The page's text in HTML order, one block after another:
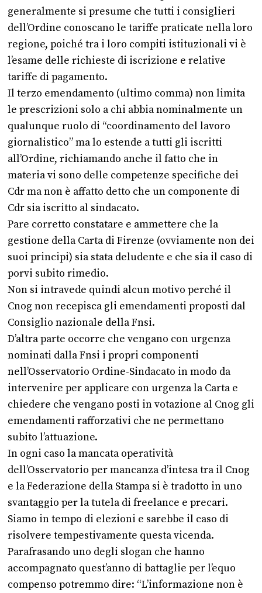
generalmente si presume che tutti i consiglieri
dell’Ordine conoscano le tariffe praticate nella loro
regione, poiché tra i loro compiti istituzionali vi è
l’esame delle richieste di iscrizione e relative
tariffe di pagamento.
Il terzo emendamento (ultimo comma) non limita
le prescrizioni solo a chi abbia nominalmente un
qualunque ruolo di “coordinamento del lavoro
giornalistico” ma lo estende a tutti gli iscritti
all’Ordine, richiamando anche il fatto che in
materia vi sono delle competenze specifiche dei
Cdr ma non è affatto detto che un componente di
Cdr sia iscritto al sindacato.
Pare corretto constatare e ammettere che la
gestione della Carta di Firenze (ovviamente non dei
suoi principi) sia stata deludente e che sia il caso di
porvi subito rimedio.
Non si intravede quindi alcun motivo perché il
Cnog non recepisca gli emendamenti proposti dal
Consiglio nazionale della Fnsi.
D’altra parte occorre che vengano con urgenza
nominati dalla Fnsi i propri componenti
nell’Osservatorio Ordine-Sindacato in modo da
intervenire per applicare con urgenza la Carta e
chiedere che vengano posti in votazione al Cnog gli
emendamenti rafforzativi che ne permettano
subito l’attuazione.
In ogni caso la mancata operatività
dell’Osservatorio per mancanza d’intesa tra il Cnog
e la Federazione della Stampa si è tradotto in uno
svantaggio per la tutela di freelance e precari.
Siamo in tempo di elezioni e sarebbe il caso di
risolvere tempestivamente questa vicenda.
Parafrasando uno degli slogan che hanno
accompagnato quest’anno di battaglie per l’equo
compenso potremmo dire: “L’informazione non è